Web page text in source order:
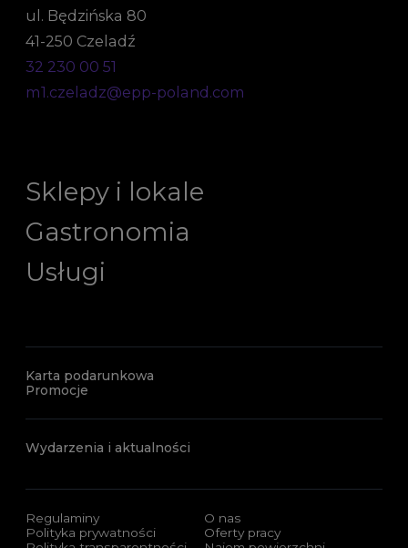
ul. Będzińska 80
41-250 Czeladź
32 230 00 51
m1.czeladz@epp-poland.com
Sklepy i lokale
Gastronomia
Usługi
Karta podarunkowa
Promocje
Wydarzenia i aktualności
Regulaminy
Polityka prywatności
O nas
Oferty pracy